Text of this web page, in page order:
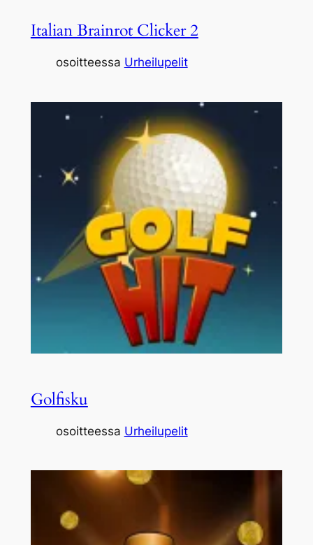
Italian Brainrot Clicker 2
osoitteessa Urheilupelit
Golfisku
osoitteessa Urheilupelit